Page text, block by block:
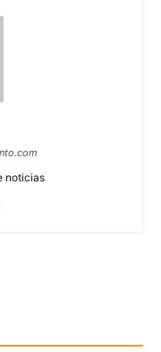
noticias